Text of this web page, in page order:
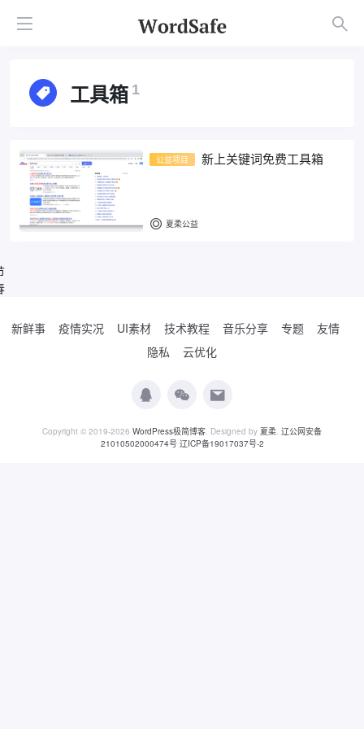
工具箱 1
公益项目 新上关键词免费工具箱
夏柔公益
新鲜事 疫情实况 UI素材 技术教程 音乐分享 专题
友情
隐私
云优化
Copyright © 2019-2026 WordPress极简博客. Designed by 夏柔. 辽公网安备
21010502000474号 辽ICP备19017037号-2